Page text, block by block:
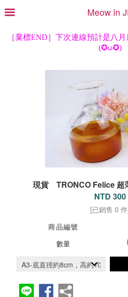
Meow in
現貨 TRONCO Felice 超
NTD 300
[已銷售 0
商品編號
數量